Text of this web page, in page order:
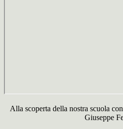
Alla scoperta della nostra scuola
Giuseppe